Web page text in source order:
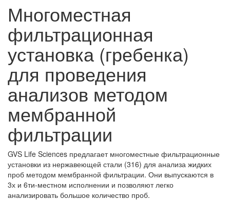
Многоместная
фильтрационная
установка (гребенка)
для проведения
анализов методом
мембранной
фильтрации
GVS Life Sciences предлагает многоместные фильтрационные
установки из нержавеющей стали (316) для анализа жидких
проб методом мембранной фильтрации. Они выпускаются в
3х и 6ти-местном исполнении и позволяют легко
анализировать большое количество проб.